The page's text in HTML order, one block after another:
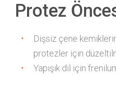
Protez
Dişsiz çene
protezler için
Yapışık dil için